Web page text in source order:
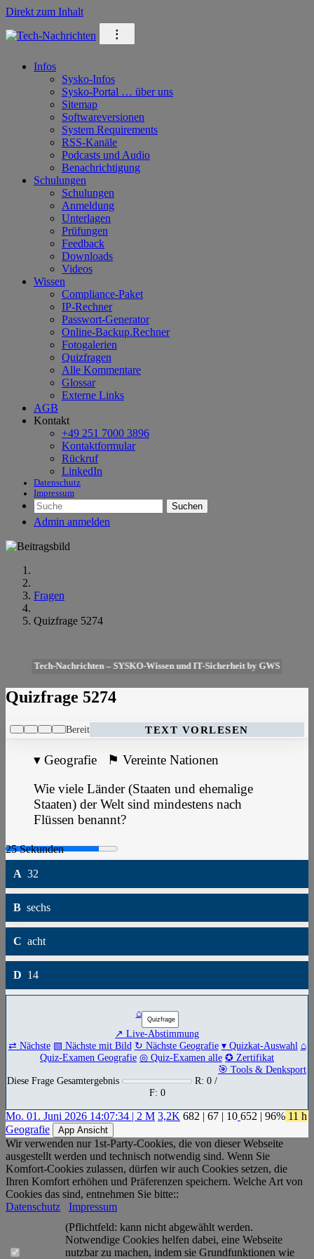
Direkt zum Inhalt
⁝
Infos
Sysko-Infos
Sysko-Portal … über uns
Sitemap
Softwareversionen
System Requirements
RSS-Kanäle
Podcasts und Audio
Benachrichtigung
Schulungen
Schulungen
Anmeldung
Unterlagen
Prüfungen
Feedback
Downloads
Videos
Wissen
Compliance-Paket
IP-Rechner
Passwort-Generator
Online-Backup.Rechner
Fotogalerien
Quizfragen
Alle Kommentare
Glossar
Externe Links
AGB
Kontakt
+49 251 7000 3896
Kontaktformular
Rückruf
LinkedIn
Datenschutz
Impressum
Suchen
Admin anmelden
Fragen
Quizfrage 5274
Tech-Nachrichten – SYSKO-Wissen und IT-Sicherheit by GWS
Quizfrage 5274
Bereit TEXT VORLESEN
▾ Geografie ⚑ Vereinte Nationen
Wie viele Länder (Staaten und ehemalige
Staaten) der Welt sind mindestens nach
Flüssen benannt?
A 32
B sechs
C acht
D 14
⌂
↗ Live-Abstimmung
⇄ Nächste ▧ Nächste mit Bild ↻ Nächste Geografie ▾ Quizkat-Auswahl ⌂
Quiz-Examen Geografie ◎ Quiz-Examen alle ✪ Zertifikat
🎯 Tools & Denksport
Diese Frage Gesamtergebnis
R: 0 /
F: 0
Mo. 01. Juni 2026 14:07:34 | 2 M 3,2K 682 | 67 | 10 652 | 96% 11 h
Geografie
App Ansicht
Wir verwenden nur 1st-Party-Cookies, die von dieser Webseite
ausgestellt werden und technisch notwendig sind. Wenn Sie
Komfort-Cookies zulassen, dürfen wir auch Cookies setzen, die
Ihren Komfort erhöhen und Präferenzen speichern. Welche Art von
Cookies das sind, entnehmen Sie bitte::
Datenschutz
Impressum
(Pflichtfeld: kann nicht abgewählt werden.
Notwendige Cookies helfen dabei, eine Webseite
nutzbar zu machen, indem sie Grundfunktionen wie